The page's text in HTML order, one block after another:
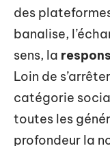
des
banalise,
sens, la
Loin de
catégorie
toutes les
profondeur la